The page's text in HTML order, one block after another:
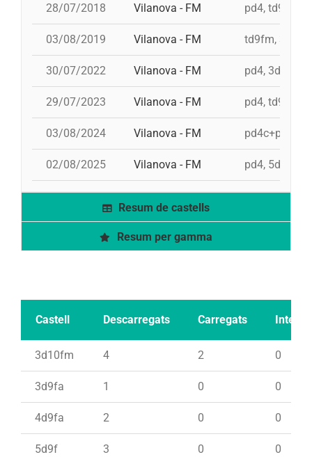
28/07/2018 Vilanova - FM pd4, td9fm,
03/08/2019 Vilanova - FM td9fm,
30/07/2022 Vilanova - FM pd4, 3d9f,
29/07/2023 Vilanova - FM pd4, td9fm,
03/08/2024 Vilanova - FM pd4c+pd4,
02/08/2025 Vilanova - FM pd4, 5d9f,
Resum de castells
Resum per gamma
Castell Descarregats Carregats Intents
3d10fm 4 2 0
3d9fa 1 0 0
4d9fa 2 0 0
5d9f 3 0 0